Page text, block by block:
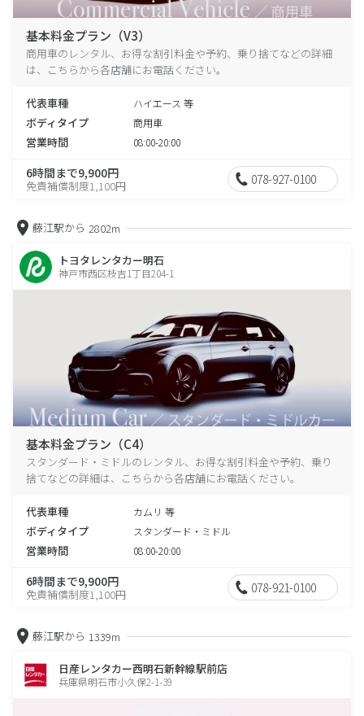
基本料金プラン（V3）
商用車のレンタル、お得な割引料金や予約、乗り捨てなどの詳細
は、こちらから各店舗にお電話ください。
代表車種 ハイエース 等
ボディタイプ 商用車
営業時間 08:00-20:00
6時間まで9,900円
免責補償制度1,100円 078-927-0100
藤江駅から 2802m
トヨタレンタカー明石
神戸市西区枝吉1丁目204-1
基本料金プラン（C4）
スタンダード・ミドルのレンタル、お得な割引料金や予約、乗り
捨てなどの詳細は、こちらから各店舗にお電話ください。
代表車種 カムリ 等
ボディタイプ スタンダード・ミドル
営業時間 08:00-20:00
6時間まで9,900円
免責補償制度1,100円 078-921-0100
藤江駅から 1339m
日産レンタカー西明石新幹線駅前店
兵庫県明石市小久保2-1-39